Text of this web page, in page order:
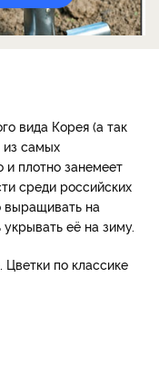
вида Корея (а так
из самых
и плотно занемеет
среди российских
выращивать на
её на зиму.
Цветки по классике